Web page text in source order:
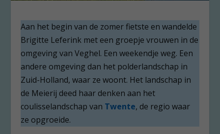
Aan het begin van de zomer fietste en wandelde
Brigitte Leferink met een groepje vrouwen in de
omgeving van Veghel. Een weekendje weg. Een
andere omgeving dan het polderlandschap in
Zuid-Holland, waar ze woont. Het landschap in
de Meierij deed haar denken aan het
coulisselandschap van Twente, de regio waar
ze opgroeide.